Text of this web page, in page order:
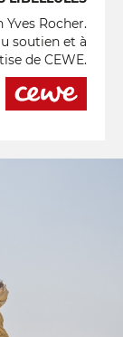
Rocher.
soutien et à
de CEWE.